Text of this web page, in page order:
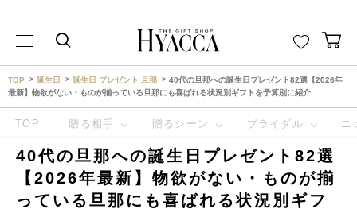
TOP 誕生日 誕生日 プレゼント 旦那
40代の旦那への誕生日プレゼント82選【2026年
最新】物欲がない・ものが揃っている旦那にも喜ばれる状況別ギフトを予算別に紹介
TOP 贈る相手 贈るシーン ブライダル ニ
40代の旦那への誕生日プレゼント82選
【2026年最新】物欲がない・ものが揃
っている旦那にも喜ばれる状況別ギフ